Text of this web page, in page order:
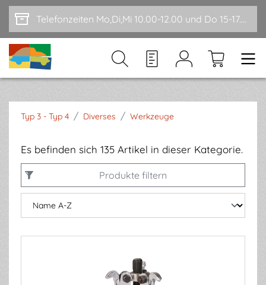
Zum Hauptinhalt springen Telefonzeiten Mo,Di,Mi 10.00-12.00 und Do 15-17.00
Typ 3 - Typ 4 / Diverses / Werkzeuge
Es befinden sich 135 Artikel in dieser Kategorie.
Produkte filtern